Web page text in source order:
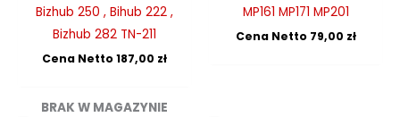
Bizhub 250 , Bihub 222 ,
Bizhub 282 TN-211
Cena Netto187,00 zł
MP161 MP171 MP201
Cena Netto 79,00 zł
BRAK W MAGAZYNIE